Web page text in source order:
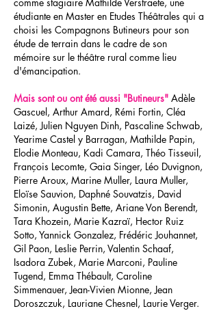
étudiante en Master en Etudes Théâtrales qui a
choisi les Compagnons Butineurs pour son
étude de terrain dans le cadre de son
mémoire sur le théâtre rural comme lieu
d'émancipation.
Mais sont ou ont été aussi "Butineurs" Adèle
Gascuel, Arthur Amard, Rémi Fortin, Cléa
Laizé, Julien Nguyen Dinh, Pascaline Schwab,
Yearime Castel y Barragan, Mathilde Papin,
Elodie Monteau, Kadi Camara, Théo Tisseuil,
François Lecomte, Gaia Singer, Léo Duvignon,
Pierre Aroux, Marine Muller, Laura Muller,
Eloïse Sauvion, Daphné Souvatzis, David
Simonin, Augustin Bette, Ariane Von Berendt,
Tara Khozein, Marie Kazraï, Hector Ruiz
Sotto, Yannick Gonzalez, Frédéric Jouhannet,
Gil Paon, Leslie Perrin, Valentin Schaaf,
Isadora Zubek, Marie Marconi, Pauline
Tugend, Emma Thébault, Caroline
Simmenauer, Jean-Vivien Mionne, Jean
Doroszczuk, Lauriane Chesnel, Laurie Verger.